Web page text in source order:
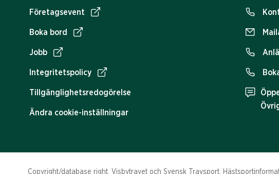
Företagsevent
Boka bord
Jobb
Integritetspolicy
Tillgänglighetsredogörelse
Ändra cookie-inställningar
Copyright/database right, Visbytravet och Svensk Travsport.